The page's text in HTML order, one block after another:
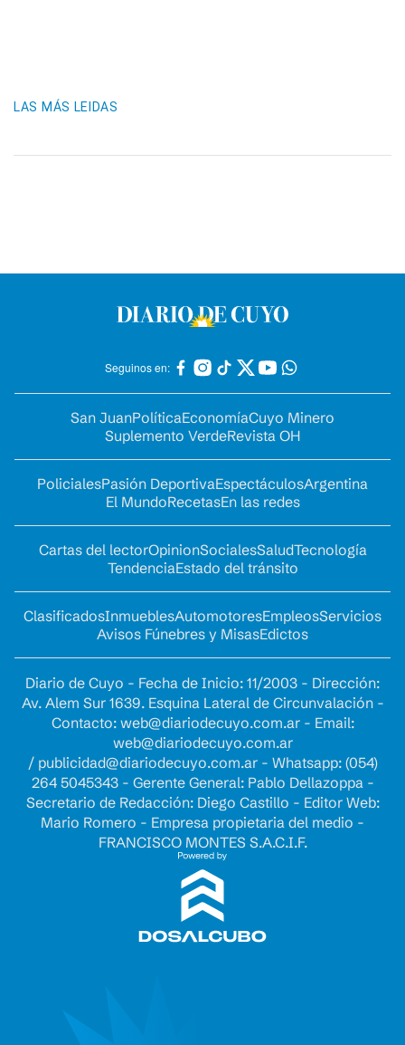
LAS MÁS LEIDAS
Seguinos en:
San JuanPolíticaEconomíaCuyo Minero
Suplemento VerdeRevista OH
PolicialesPasión DeportivaEspectáculosArgentina
El MundoRecetasEn las redes
Cartas del lectorOpinionSocialesSaludTecnología
TendenciaEstado del tránsito
ClasificadosInmueblesAutomotoresEmpleosServicios
Avisos Fúnebres y MisasEdictos
Diario de Cuyo - Fecha de Inicio: 11/2003 - Dirección:
Av. Alem Sur 1639. Esquina Lateral de Circunvalación -
Contacto: web@diariodecuyo.com.ar- Email:
web@diariodecuyo.com.ar
/ publicidad@diariodecuyo.com.ar- Whatsapp: (054)
264 5045343 - Gerente General: Pablo Dellazoppa -
Secretario de Redacción: Diego Castillo - Editor Web:
Mario Romero - Empresa propietaria del medio -
FRANCISCO MONTES S.A.C.I.F.